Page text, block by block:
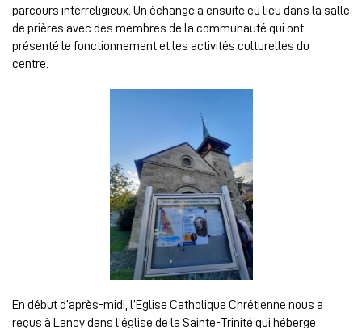
parcours interreligieux. Un échange a ensuite eu lieu dans la salle
de prières avec des membres de la communauté qui ont
présenté le fonctionnement et les activités culturelles du
centre.
En début d’après-midi, l’Eglise Catholique Chrétienne nous a
reçus à Lancy dans l’église de la Sainte-Trinité qui héberge